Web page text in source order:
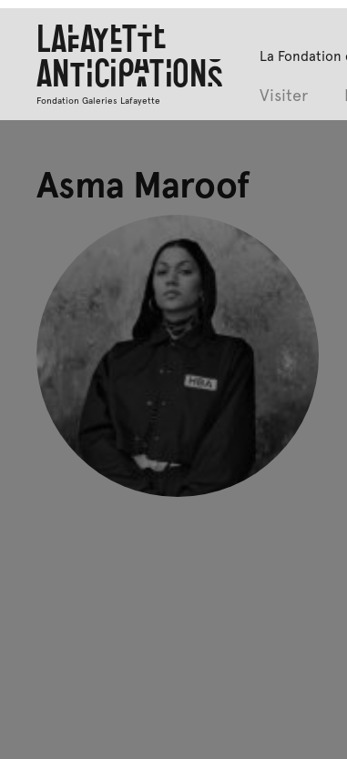
Lafayette
Anticipations
Fondation Galeries Lafayette
La
Visiter
Asma Maroof